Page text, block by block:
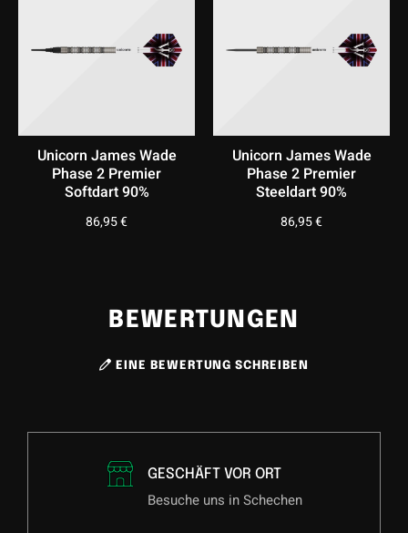
Modellen ab.
neue Ära im Dartsport. Setzen Sie auf die perfekte
Balance aus Technik und Design und bringen Sie Ihre
Fähigkeiten auf ein ganz neues Niveau.
Unicorn James Wade
Phase 2 Premier
Softdart 90%
86,95€
Unicorn James Wade
Phase 2 Premier
Steeldart 90%
86,95€
BEWERTUNGEN
EINE BEWERTUNG SCHREIBEN
GESCHÄFT VOR ORT
Besuche uns in Schechen